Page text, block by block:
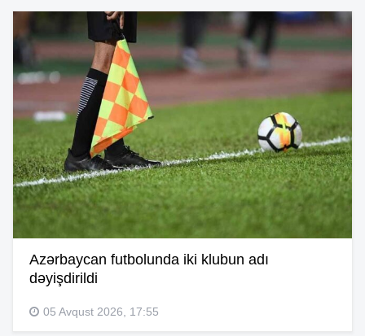
Azərbaycan futbolunda iki klubun adı
dəyişdirildi
05 Avqust 2026, 17:55